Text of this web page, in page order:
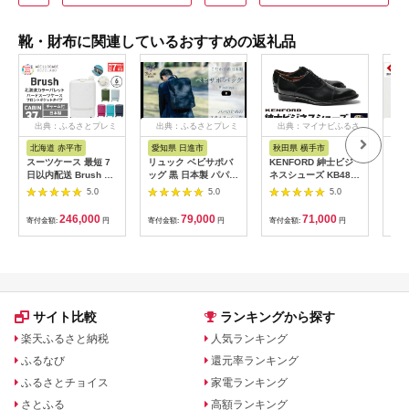
靴・財布に関連しているおすすめの返礼品
出典：ふるさとプレミ
アム
北海道 赤平市
スーツケース 最短 7
日以内配送 Brush 北
海道 カラーパレット
LTD ポケット 37L
CABIN_No.5807077
シマエナガホワイト
キャリーケース 旅 キ
5.0
寄付金額: 246,000 円
出典：ふるさとプレミ
アム
愛知県 日進市
リュック ベビサポバ
ッグ 黒 日本製 パパバ
ッグ バックパック ビ
ジネスバッグ ビジネ
スリュック メンズ レ
ディース ユニセック
ス 子育て パパ ママ
知県 日進市
5.0
寄付金額: 79,000 円
出典：マイナビふるさ
と納税
秋田県 横手市
KENFORD 紳士ビジ
ネスシューズ KB48
ブラック 26.0cm
5.0
寄付金額: 71,000 円
サイト比較
楽天ふるさと納税
ふるなび
ふるさとチョイス
さとふる
ランキングから探す
人気ランキング
還元率ランキング
家電ランキング
高額ランキング